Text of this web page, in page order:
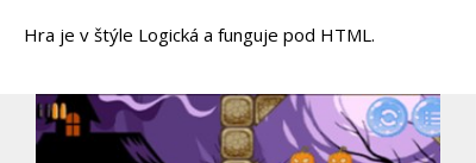
Hra je v štýle Logická a funguje pod HTML.